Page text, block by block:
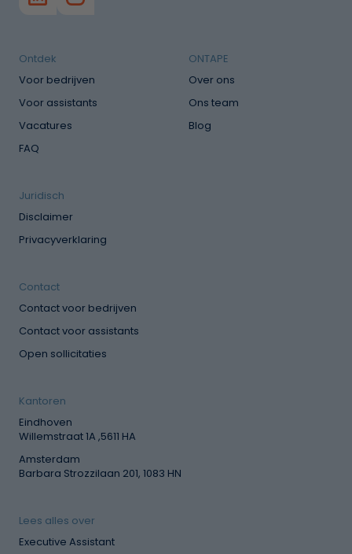
Ontdek
Voor bedrijven
Voor assistants
Vacatures
FAQ
ONTAPE
Over ons
Ons team
Blog
Juridisch
Disclaimer
Privacyverklaring
Contact
Contact voor bedrijven
Contact voor assistants
Open sollicitaties
Kantoren
Eindhoven
Willemstraat 1A ,5611 HA
Amsterdam
Barbara Strozzilaan 201, 1083 HN
Lees alles over
Executive Assistant